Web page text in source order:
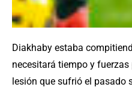
Diakhaby estaba
necesitará tiempo y
lesión que sufrió el pasado